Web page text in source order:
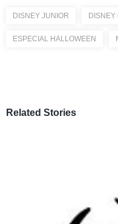
DISNEY JUNIOR
ESPECIAL HALLOWEEN
Related Stories